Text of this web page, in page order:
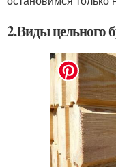
2.Виды цельного